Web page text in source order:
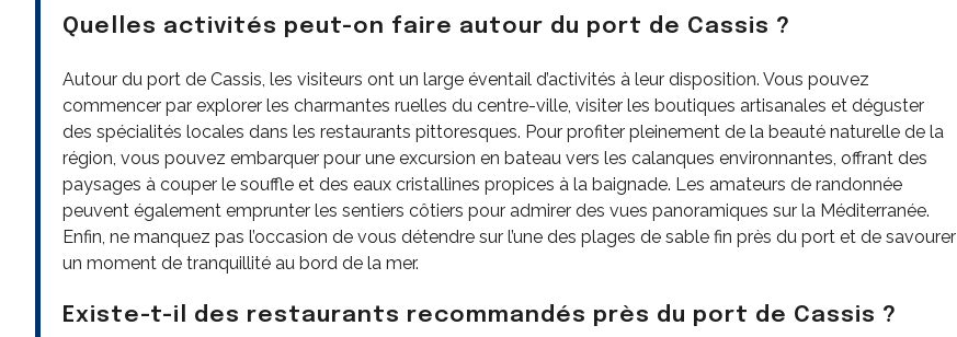
Quelles activités peut-on faire autour du port de Cassis ?
Autour du port de Cassis, les visiteurs ont un large éventail d’activités à leur disposition. Vous pouvez
commencer par explorer les charmantes ruelles du centre-ville, visiter les boutiques artisanales et déguster
des spécialités locales dans les restaurants pittoresques. Pour profiter pleinement de la beauté naturelle de la
région, vous pouvez embarquer pour une excursion en bateau vers les calanques environnantes, offrant des
paysages à couper le souffle et des eaux cristallines propices à la baignade. Les amateurs de randonnée
peuvent également emprunter les sentiers côtiers pour admirer des vues panoramiques sur la Méditerranée.
Enfin, ne manquez pas l’occasion de vous détendre sur l’une des plages de sable fin près du port et de savourer
un moment de tranquillité au bord de la mer.
Existe-t-il des restaurants recommandés près du port de Cassis ?